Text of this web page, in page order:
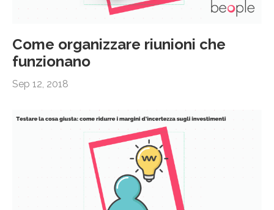
Come organizzare riunioni che
funzionano
Sep 12, 2018